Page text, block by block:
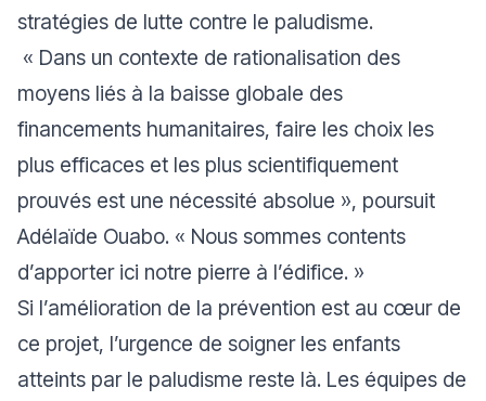
stratégies de lutte contre le paludisme.
« Dans un contexte de rationalisation des
moyens liés à la baisse globale des
financements humanitaires, faire les choix les
plus efficaces et les plus scientifiquement
prouvés est une nécessité absolue », poursuit
Adélaïde Ouabo. « Nous sommes contents
d’apporter ici notre pierre à l’édifice. »
Si l’amélioration de la prévention est au cœur de
ce projet, l’urgence de soigner les enfants
atteints par le paludisme reste là. Les équipes de